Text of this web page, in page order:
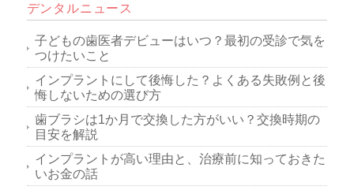
デンタルニュース
子どもの歯医者デビューはいつ？最初の受診で気を
つけたいこと
インプラントにして後悔した？よくある失敗例と後
悔しないための選び方
歯ブラシは1か月で交換した方がいい？交換時期の
目安を解説
インプラントが高い理由と、治療前に知っておきた
いお金の話